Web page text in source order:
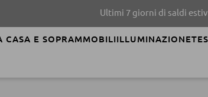
Ultimi 7 giorni di saldi estivi!
CASA E SOPRAMMOBILIILLUMINAZIONE